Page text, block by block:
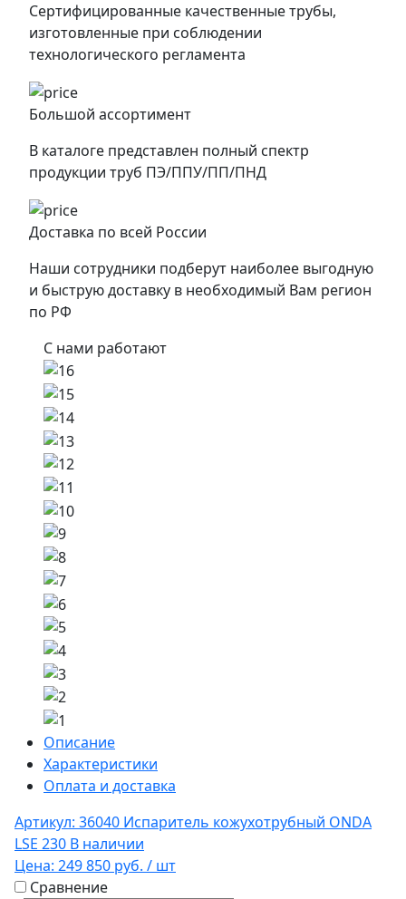
Сертифицированные качественные трубы,
изготовленные при соблюдении
технологического регламента
Большой ассортимент
В каталоге представлен полный спектр
продукции труб ПЭ/ППУ/ПП/ПНД
Доставка по всей России
Наши сотрудники подберут наиболее выгодную
и быструю доставку в необходимый Вам регион
по РФ
С нами работают
Описание
Характеристики
Оплата и доставка
Артикул: 36040 Испаритель кожухотрубный ONDA
LSE 230 В наличии
Цена: 249 850 руб. / шт
Сравнение